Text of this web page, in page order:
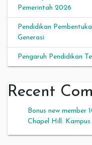
Pemerintah 2026
Pendidikan
Generasi
Pengaruh Pendidikan
Recent
Bonus new member
Chapel Hill: